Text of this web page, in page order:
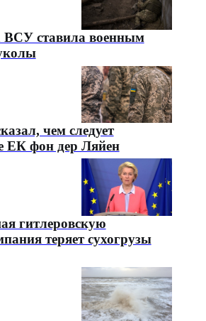
ВСУ ставила военным
чем следует
ЕК фон дер Ляйен
гитлеровскую
теряет сухогрузы